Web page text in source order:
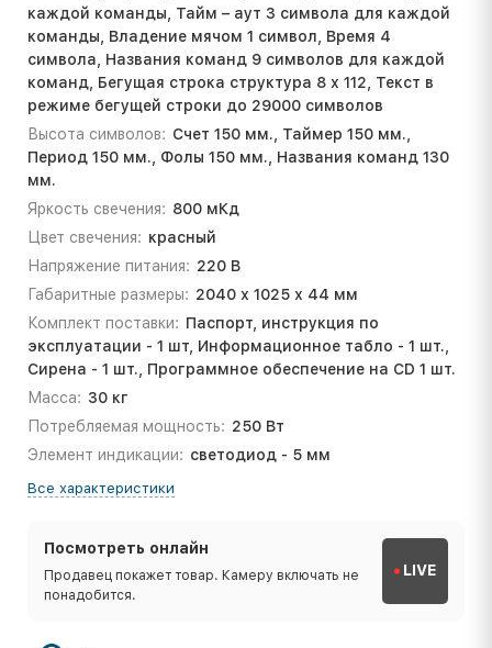
каждой команды, Тайм – аут 3 символа для каждой
команды, Владение мячом 1 символ, Время 4
символа, Названия команд 9 символов для каждой
команд, Бегущая строка структура 8 х 112, Текст в
режиме бегущей строки до 29000 символов
Высота символов: Счет 150 мм., Таймер 150 мм.,
Период 150 мм., Фолы 150 мм., Названия команд 130
мм.
Яркость свечения: 800 мКд
Цвет свечения: красный
Напряжение питания: 220 В
Габаритные размеры: 2040 х 1025 х 44 мм
Комплект поставки: Паспорт, инструкция по
эксплуатации - 1 шт, Информационное табло - 1 шт.,
Сирена - 1 шт., Программное обеспечение на CD 1 шт.
Масса: 30 кг
Потребляемая мощность: 250 Вт
Элемент индикации: светодиод - 5 мм
Все характеристики
Посмотреть онлайн
Продавец покажет товар. Камеру включать не
понадобится.
LIVE